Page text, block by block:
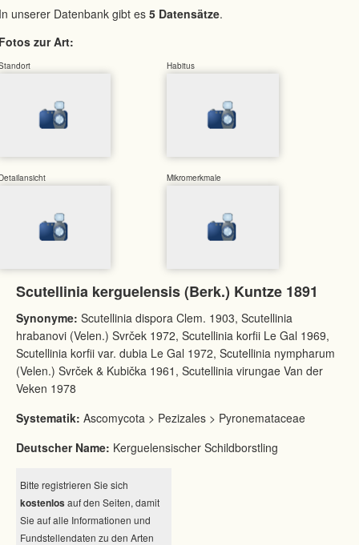
unserer Datenbank gibt es 5 Datensätze.
zur Art:
Habitus
Mikromerkmale
Scutellinia kerguelensis (Berk.) Kuntze 1891
Synonyme: Scutellinia dispora Clem. 1903, Scutellinia
hrabanovi (Velen.) Svrček 1972, Scutellinia korfii Le Gal 1969,
Scutellinia korfii var. dubia Le Gal 1972, Scutellinia nympharum
(Velen.) Svrček & Kubička 1961, Scutellinia virungae Van der
Veken 1978
Systematik: Ascomycota > Pezizales > Pyronemataceae
Deutscher Name: Kerguelensischer Schildborstling
Bitte registrieren Sie sich
kostenlos auf den Seiten, damit
Sie auf alle Informationen und
Fundstellendaten zu den Arten